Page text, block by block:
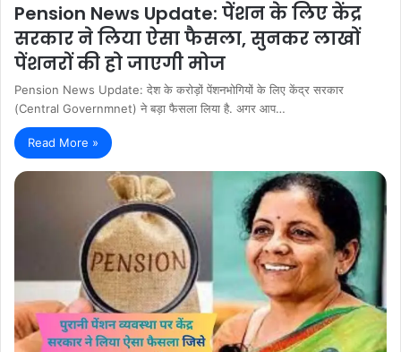
Pension News Update: पेंशन के लिए केंद्र
सरकार ने लिया ऐसा फैसला, सुनकर लाखों
पेंशनरों की हो जाएगी मोज
Pension News Update: देश के करोड़ों पेंशनभोगियों के लिए केंद्र सरकार
(Central Governmnet) ने बड़ा फैसला लिया है. अगर आप…
Read More »